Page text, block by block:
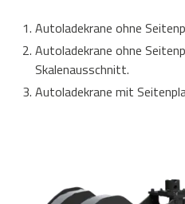
Autoladekrane ohne
Autoladekrane ohne
Skalenausschnitt.
Autoladekrane mit